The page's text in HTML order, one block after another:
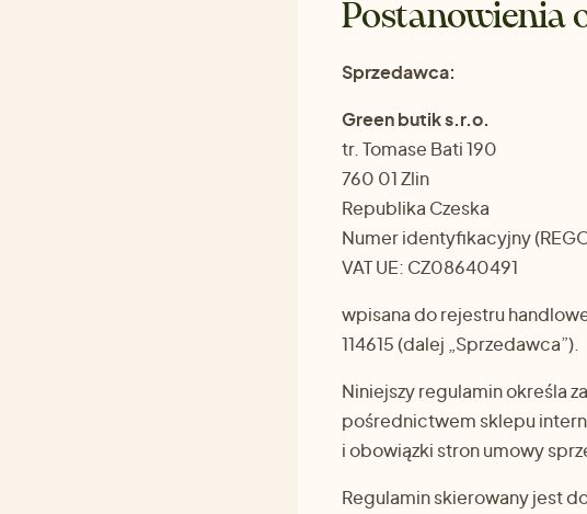
Postanowienia
Sprzedawca:
Green butik s.r.o.
tr. Tomase Bati 190
760 01 Zlin
Republika Czeska
Numer identyfikacyjny
VAT UE: CZ08640491
wpisana do rejestru
114615 (dalej „Sprzedawca”).
Niniejszy regulamin określa
pośrednictwem sklepu
i obowiązki stron umowy
Regulamin skierowany jest